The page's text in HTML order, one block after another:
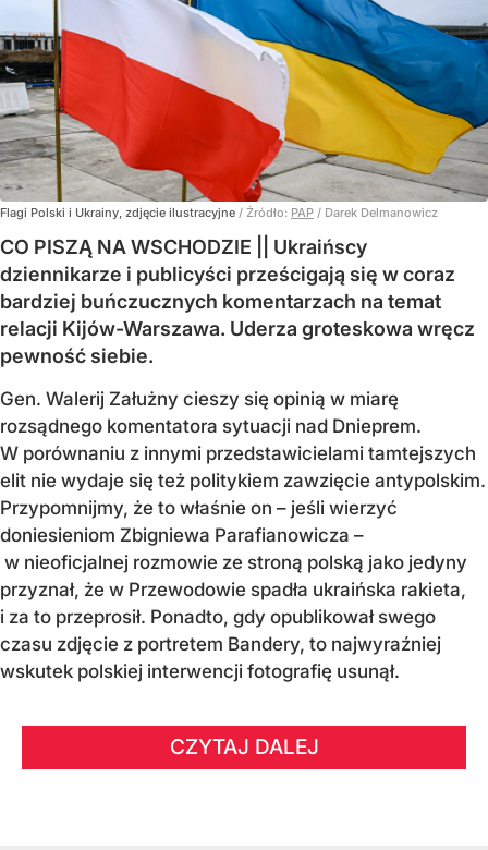
Flagi Polski i Ukrainy, zdjęcie ilustracyjne / Źródło: PAP / Darek Delmanowicz
CO PISZĄ NA WSCHODZIE || Ukraińscy
dziennikarze i publicyści prześcigają się w coraz
bardziej buńczucznych komentarzach na temat
relacji Kijów-Warszawa. Uderza groteskowa wręcz
pewność siebie.
Gen. Walerij Załużny cieszy się opinią w miarę
rozsądnego komentatora sytuacji nad Dnieprem.
W porównaniu z innymi przedstawicielami tamtejszych
elit nie wydaje się też politykiem zawzięcie antypolskim.
Przypomnijmy, że to właśnie on – jeśli wierzyć
doniesieniom Zbigniewa Parafianowicza –
w nieoficjalnej rozmowie ze stroną polską jako jedyny
przyznał, że w Przewodowie spadła ukraińska rakieta,
i za to przeprosił. Ponadto, gdy opublikował swego
czasu zdjęcie z portretem Bandery, to najwyraźniej
wskutek polskiej interwencji fotografię usunął.
CZYTAJ DALEJ